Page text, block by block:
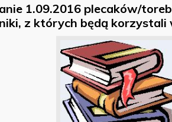
1.09.2016 plecaków/
z których będą korzystali